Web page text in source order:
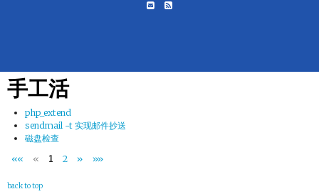
手工活
php_extend
sendmail -t 实现邮件抄送
磁盘检查
««
« 1 2 » »»
back to top